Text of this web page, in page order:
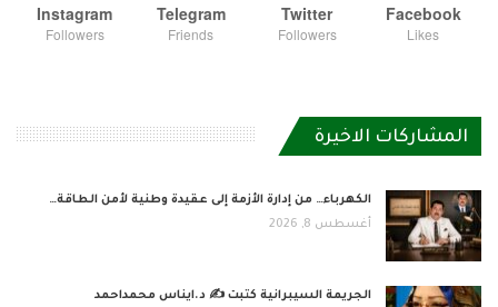
Facebook
Likes
Twitter
Followers
Telegram
Friends
Instagram
Followers
المشاركات الاخيرة
الكهرباء… من إدارة الأزمة إلى عقيدة وطنية لأمن الطاقة…
أغسطس 8, 2026
الجريمة السيبرانية كتبت ✍ د.ايناس محمداحمد